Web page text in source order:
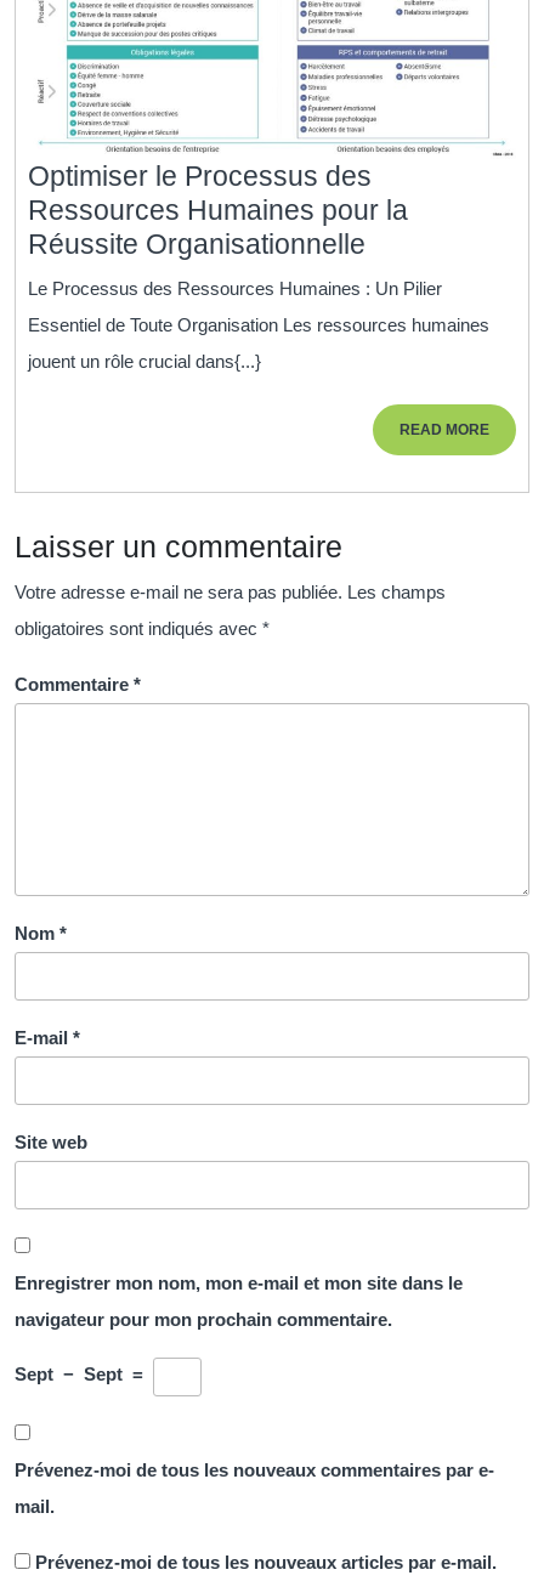
Optimiser le Processus des
Ressources Humaines pour la
Réussite Organisationnelle
le
Processus
Humaines
pour
Le Processus des Ressources Humaines : Un Pilier
Essentiel de Toute Organisation Les ressources humaines
jouent un rôle crucial dans{...}
READ MOREREAD
MORE
Laisser un commentaire
Votre adresse e-mail ne sera pas publiée. Les champs
obligatoires sont indiqués avec *
Commentaire *
Nom *
E-mail *
Site web
Enregistrer mon nom, mon e-mail et mon site dans le
navigateur pour mon prochain commentaire.
Sept − Sept =
Prévenez-moi de tous les nouveaux commentaires par e-
mail.
Prévenez-moi de tous les nouveaux articles par e-mail.